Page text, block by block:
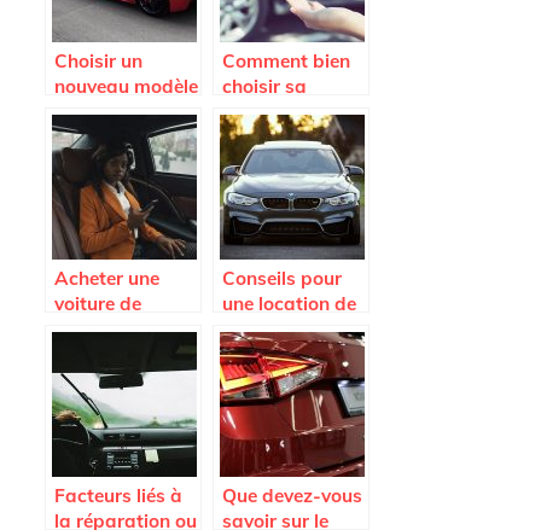
Choisir un
nouveau modèle
de voiture.
Comment bien
choisir sa
voiture ?
Acheter une
voiture de
seconde main,
focus sur le côté
administratif
Conseils pour
une location de
voiture en
Martinique
Facteurs liés à
la réparation ou
Que devez-vous
savoir sur le